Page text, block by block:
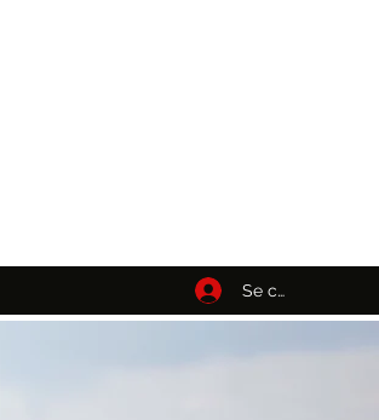
Se connecter